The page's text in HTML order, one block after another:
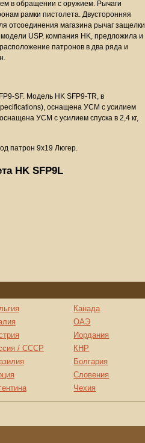
в обращении с оружием. Рычаги
рамки пистолета. Двусторонняя
отсоединения магазина рычаг защелки
USP, компания HK, предложила и
патронов в два ряда и
SF. Модель HK SFP9-TR, в
оснащена УСМ с усилием
УСМ с усилием спуска в 2,4 кг,
патрон 9х19 Люгер.
HK SFP9L
/ СССР
Канада
ОАЭ
Иордания
КНР
Болгария
Словения
Чехия